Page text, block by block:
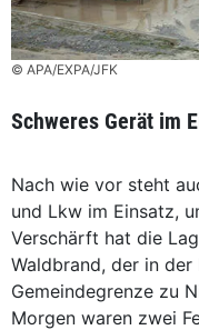
© APA/EXPA/JFK
Schweres Gerät im
Nach wie vor steht
und Lkw im Einsatz,
Verschärft hat die
Waldbrand, der in
Gemeindegrenze zu
Morgen waren zwei